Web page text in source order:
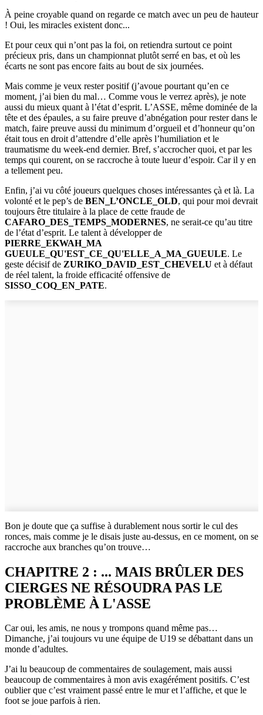
À peine croyable quand on regarde ce match avec un peu de hauteur
! Oui, les miracles existent donc...
Et pour ceux qui n’ont pas la foi, on retiendra surtout ce point
précieux pris, dans un championnat plutôt serré en bas, et où les
écarts ne sont pas encore faits au bout de six journées.
Mais comme je veux rester positif (j’avoue pourtant qu’en ce
moment, j’ai bien du mal… Comme vous le verrez après), je note
aussi du mieux quant à l’état d’esprit. L’ASSE, même dominée de la
tête et des épaules, a su faire preuve d’abnégation pour rester dans le
match, faire preuve aussi du minimum d’orgueil et d’honneur qu’on
était tous en droit d’attendre d’elle après l’humiliation et le
traumatisme du week-end dernier. Bref, s’accrocher quoi, et par les
temps qui courent, on se raccroche à toute lueur d’espoir. Car il y en
a tellement peu.
Enfin, j’ai vu côté joueurs quelques choses intéressantes çà et là. La
volonté et le pep’s de BEN_L’ONCLE_OLD, qui pour moi devrait
toujours être titulaire à la place de cette fraude de
CAFARO_DES_TEMPS_MODERNES, ne serait-ce qu’au titre
de l’état d’esprit. Le talent à développer de
PIERRE_EKWAH_MA
GUEULE_QU'EST_CE_QU'ELLE_A_MA_GUEULE. Le
geste décisif de ZURIKO_DAVID_EST_CHEVELU et à défaut
de réel talent, la froide efficacité offensive de
SISSO_COQ_EN_PATE.
Bon je doute que ça suffise à durablement nous sortir le cul des
ronces, mais comme je le disais juste au-dessus, en ce moment, on se
raccroche aux branches qu’on trouve…
CHAPITRE 2 : ... MAIS BRÛLER DES
CIERGES NE RÉSOUDRA PAS LE
PROBLÈME À L'ASSE
Car oui, les amis, ne nous y trompons quand même pas…
Dimanche, j’ai toujours vu une équipe de U19 se débattant dans un
monde d’adultes.
J’ai lu beaucoup de commentaires de soulagement, mais aussi
beaucoup de commentaires à mon avis exagérément positifs. C’est
oublier que c’est vraiment passé entre le mur et l’affiche, et que le
foot se joue parfois à rien.